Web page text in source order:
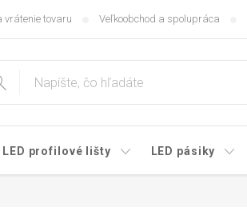
vrátenie tovaru Veľkoobchod a spolupráca
LED profilové lišty LED pásiky